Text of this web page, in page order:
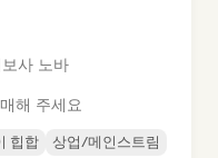
보사 노바
해 주세요
힙합
상업/메인스트림